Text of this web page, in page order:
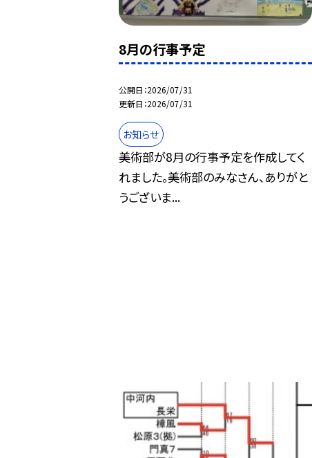
8月の行事予定
公開日 2026/07/31
更新日 2026/07/31
お知らせ
美術部が8月の行事予定を作成してく
れました。美術部のみなさん、ありがと
うございま...